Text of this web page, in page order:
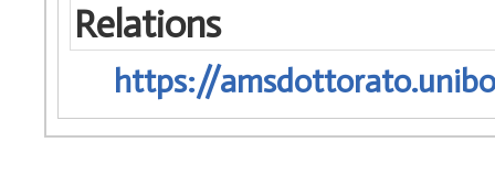
Relations
https://